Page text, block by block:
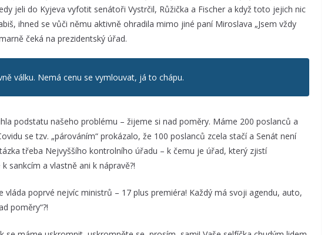
jeli do Kyjeva vyfotit senátoři Vystrčil, Růžička a Fischer a když toto jejich nic
ihned se vůči němu aktivně ohradila mimo jiné paní Miroslava „Jsem vždy
čeká na prezidentský úřad.
válku. Nemá cenu se vymlouvat, já to chápu.
podstatu našeho problému – žijeme si nad poměry. Máme 200 poslanců a
se tzv. „párováním“ prokázalo, že 100 poslanců zcela stačí a Senát není
třeba Nejvyššího kontrolního úřadu – k čemu je úřad, který zjistí
sankcím a vlastně ani k nápravě?!
vláda poprvé nejvíc ministrů – 17 plus premiéra! Každý má svoji agendu, auto,
poměry“?!